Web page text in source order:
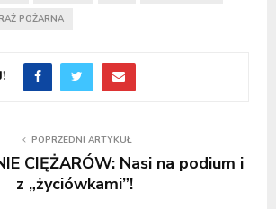
POŻARNA
POPRZEDNI ARTYKUŁ
CIĘŻARÓW: Nasi na podium i
z „życiówkami”!